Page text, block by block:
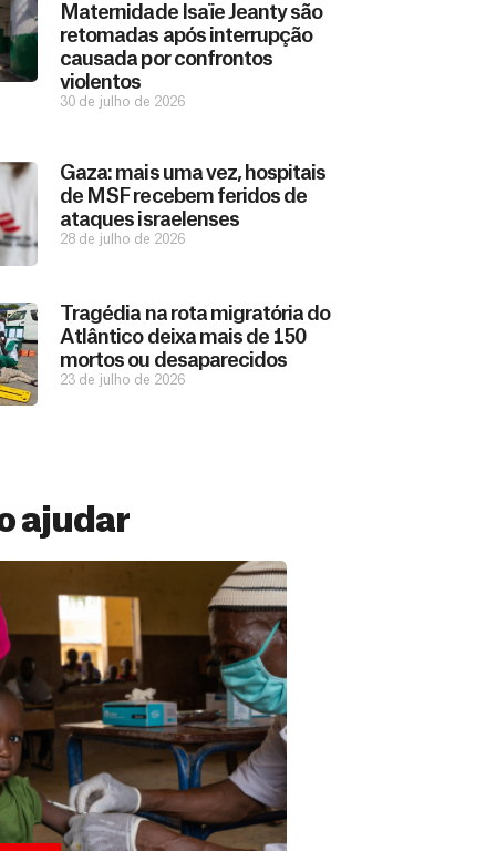
Maternidade Isaïe Jeanty são
retomadas após interrupção
causada por confrontos
violentos
30 de julho de 2026
Gaza: mais uma vez, hospitais
de MSF recebem feridos de
ataques israelenses
28 de julho de 2026
Tragédia na rota migratória do
Atlântico deixa mais de 150
mortos ou desaparecidos
23 de julho de 2026
ajudar
constantes de pessoas como você
estar preparados para salvar
países. Veja por que se tornar...